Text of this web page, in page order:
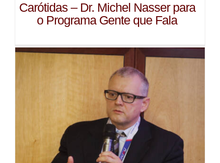
Carótidas – Dr. Michel Nasser para
o Programa Gente que Fala